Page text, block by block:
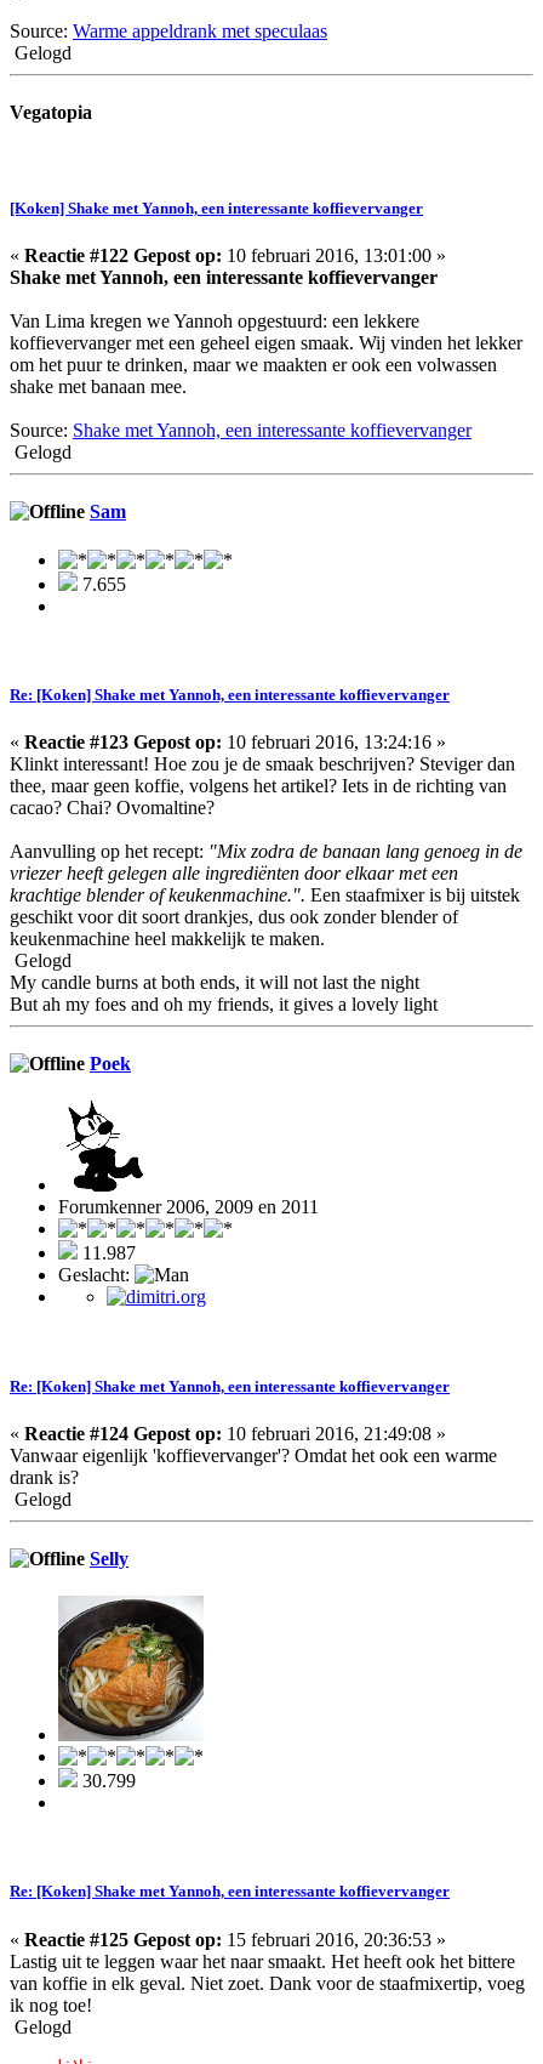
Source: Warme appeldrank met speculaas
Gelogd
Vegatopia
[Koken] Shake met Yannoh, een interessante koffievervanger
« Reactie #122 Gepost op: 10 februari 2016, 13:01:00 »
Shake met Yannoh, een interessante koffievervanger
Van Lima kregen we Yannoh opgestuurd: een lekkere
koffievervanger met een geheel eigen smaak. Wij vinden het lekker
om het puur te drinken, maar we maakten er ook een volwassen
shake met banaan mee.
Source: Shake met Yannoh, een interessante koffievervanger
Gelogd
Sam
7.655
Re: [Koken] Shake met Yannoh, een interessante koffievervanger
« Reactie #123 Gepost op: 10 februari 2016, 13:24:16 »
Klinkt interessant! Hoe zou je de smaak beschrijven? Steviger dan
thee, maar geen koffie, volgens het artikel? Iets in de richting van
cacao? Chai? Ovomaltine?
Aanvulling op het recept: "Mix zodra de banaan lang genoeg in de
vriezer heeft gelegen alle ingrediënten door elkaar met een
krachtige blender of keukenmachine.". Een staafmixer is bij uitstek
geschikt voor dit soort drankjes, dus ook zonder blender of
keukenmachine heel makkelijk te maken.
Gelogd
My candle burns at both ends, it will not last the night
But ah my foes and oh my friends, it gives a lovely light
Poek
Forumkenner 2006, 2009 en 2011
11.987
Geslacht:
Re: [Koken] Shake met Yannoh, een interessante koffievervanger
« Reactie #124 Gepost op: 10 februari 2016, 21:49:08 »
Vanwaar eigenlijk 'koffievervanger'? Omdat het ook een warme
drank is?
Gelogd
Selly
30.799
Re: [Koken] Shake met Yannoh, een interessante koffievervanger
« Reactie #125 Gepost op: 15 februari 2016, 20:36:53 »
Lastig uit te leggen waar het naar smaakt. Het heeft ook het bittere
van koffie in elk geval. Niet zoet. Dank voor de staafmixertip, voeg
ik nog toe!
Gelogd